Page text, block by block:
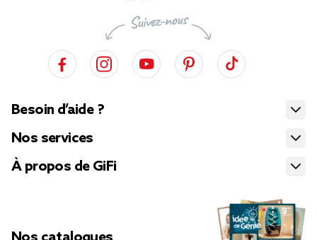
Besoin d’aide ?
Nos services
À propos de GiFi